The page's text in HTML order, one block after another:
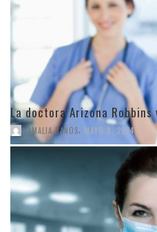
La doctora Arizona
AMALIA BAÑOS MAYO 8, 2024